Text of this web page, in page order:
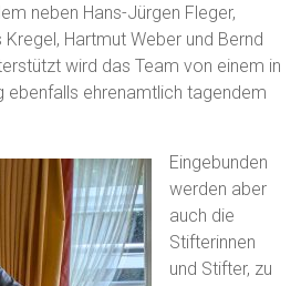
neben Hans-Jürgen Fleger,
Hartmut Weber und Bernd
wird das Team von einem in
ebenfalls ehrenamtlich tagendem
Eingebunden
werden aber
auch die
Stifterinnen
und Stifter, zu